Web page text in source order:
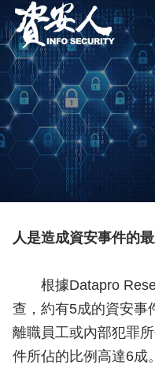
人是造成資安事件的最
根據Datapro
查，約有5成的資安事
離職員工或內部犯罪
件所佔的比例高達6成。